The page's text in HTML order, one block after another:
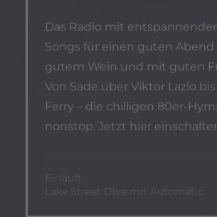
Das Radio mit
Songs für einen guten Abend
gutem Wein und mit guten
Von Sade über Viktor Lazlo
Ferry – die chilligen 80er-
nonstop. Jetzt hier
Es läuft:
Lake Street Dive mit Automatic